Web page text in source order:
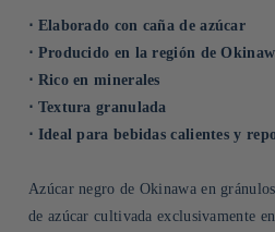
⋅ Elaborado con caña de azúcar
⋅ Producido en la región de
⋅ Rico en minerales
⋅ Textura granulada
⋅ Ideal para bebidas calientes y
Azúcar negro de Okinawa en
de azúcar cultivada exclusivamente